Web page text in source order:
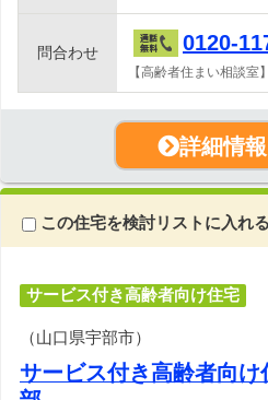
問合わせ 0120-
【高齢者住まい相談室】
詳細情
この住宅を検討リストに入れる
サービス付き高齢者向け住宅
（山口県宇部市）
サービス付き高齢者向